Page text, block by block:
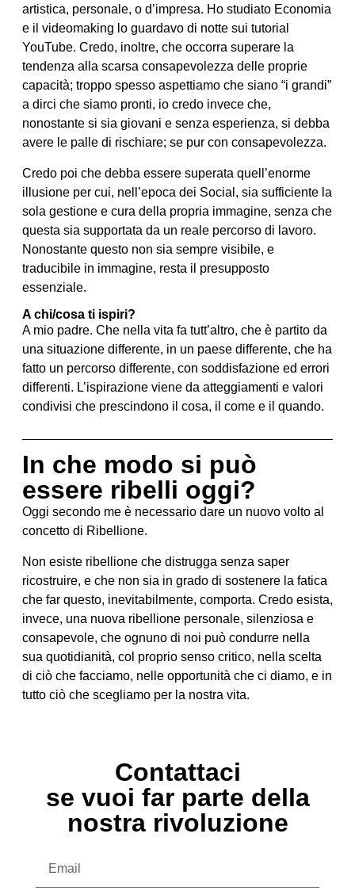
artistica, personale, o d’impresa. Ho studiato Economia
e il videomaking lo guardavo di notte sui tutorial
YouTube. Credo, inoltre, che occorra superare la
tendenza alla scarsa consapevolezza delle proprie
capacità; troppo spesso aspettiamo che siano “i grandi”
a dirci che siamo pronti, io credo invece che,
nonostante si sia giovani e senza esperienza, si debba
avere le palle di rischiare; se pur con consapevolezza.
Credo poi che debba essere superata quell’enorme
illusione per cui, nell’epoca dei Social, sia sufficiente la
sola gestione e cura della propria immagine, senza che
questa sia supportata da un reale percorso di lavoro.
Nonostante questo non sia sempre visibile, e
traducibile in immagine, resta il presupposto
essenziale.
A chi/cosa ti ispiri?
A mio padre. Che nella vita fa tutt’altro, che è partito da
una situazione differente, in un paese differente, che ha
fatto un percorso differente, con soddisfazione ed errori
differenti. L’ispirazione viene da atteggiamenti e valori
condivisi che prescindono il cosa, il come e il quando.
In che modo si può
essere ribelli oggi?
Oggi secondo me è necessario dare un nuovo volto al
concetto di Ribellione.
Non esiste ribellione che distrugga senza saper
ricostruire, e che non sia in grado di sostenere la fatica
che far questo, inevitabilmente, comporta. Credo esista,
invece, una nuova ribellione personale, silenziosa e
consapevole, che ognuno di noi può condurre nella
sua quotidianità, col proprio senso critico, nella scelta
di ciò che facciamo, nelle opportunità che ci diamo, e in
tutto ciò che scegliamo per la nostra vita.
Contattaci
se vuoi far parte della
nostra rivoluzione